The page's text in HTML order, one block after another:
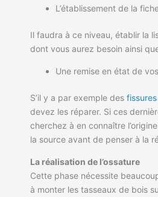
L’établissement de la
Il faudra à ce niveau, établir la
dont vous aurez besoin ainsi
Une remise en état de
S’il y a par exemple des
devez les réparer. Si ces
cherchez à en connaître
la source avant de penser à la
La réalisation de l’ossature
Cette phase nécessite
à monter les tasseaux de bois